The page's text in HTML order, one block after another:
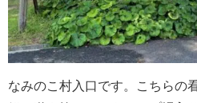
なみのこ村入口です。こちらの